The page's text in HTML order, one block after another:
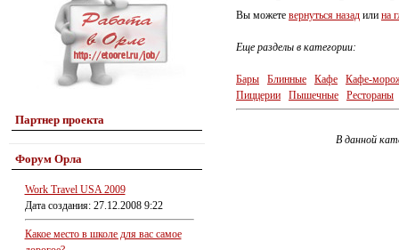
Партнер проекта
Форум Орла
Work Travel USA 2009
Дата создания: 27.12.2008 9:22
Какое место в школе для вас самое
Вы можете вернуться назад или на
Еще разделы в категории:
Бары Блинные Кафе
Кафе-
Пиццерии
Пышечные Рестораны
В данной